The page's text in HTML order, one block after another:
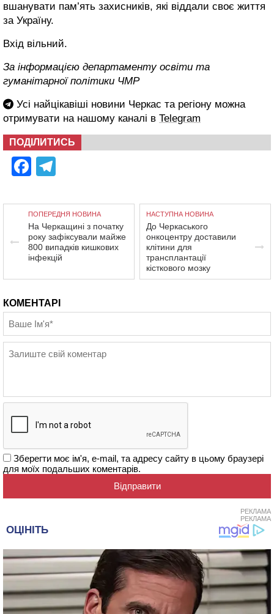
вшанувати пам’ять захисників, які віддали своє життя
за Україну.
Вхід вільний.
За інформацією департаменту освіти та
гуманітарної політики ЧМР
Усі найцікавіші новини Черкас та регіону можна
отримувати на нашому каналі в Telegram
ПОДІЛИТИСЬ
Facebook
ПОПЕРЕДНЯ НОВИНА
На Черкащині з початку
року зафіксували майже
800 випадків кишкових
інфекцій
НАСТУПНА НОВИНА
До Черкаського
онкоцентру доставили
клітини для
трансплантації
кісткового мозку
КОМЕНТАРІ
Зберегти моє ім'я, e-mail, та адресу сайту в цьому браузері
для моїх подальших коментарів.
РЕКЛАМА
РЕКЛАМА